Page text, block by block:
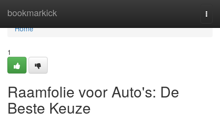
bookmarkick
Home
Home
1
Raamfolie voor Auto's: De
Beste Keuze